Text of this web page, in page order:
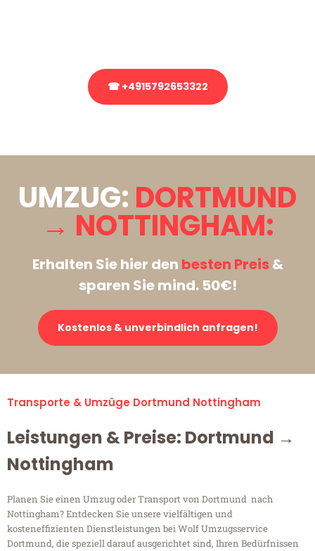
☎ +4915792653322
UMZUG: DORTMUND
→ NOTTINGHAM:
Erhalten Sie hier den besten Preis&
sparen Sie mind. 50€!
Kostenlos & unverbindlich anfragen!
Transporte & Umzüge Dortmund Nottingham
Leistungen & Preise: Dortmund →
Nottingham
Planen Sie einen Umzug oder Transport von Dortmund nach
Nottingham? Entdecken Sie unsere vielfältigen und
kosteneffizienten Dienstleistungen bei Wolf Umzugsservice
Dortmund, die speziell darauf ausgerichtet sind, Ihren Bedürfnissen